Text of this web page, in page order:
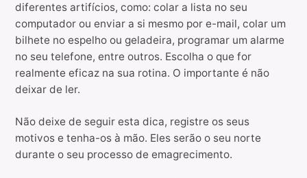
diferentes artifícios, como: colar a lista no seu
computador ou enviar a si mesmo por e-mail, colar um
bilhete no espelho ou geladeira, programar um alarme
no seu telefone, entre outros. Escolha o que for
realmente eficaz na sua rotina. O importante é não
deixar de ler.
Não deixe de seguir esta dica, registre os seus
motivos e tenha-os à mão. Eles serão o seu norte
durante o seu processo de emagrecimento.